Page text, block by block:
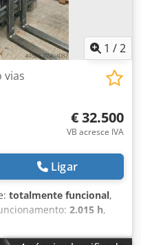
1 /2
vias
€ 32.500
VB acresce IVA
Ligar
totalmente funcional,
2.015 h,
de elevação:
de combustível: